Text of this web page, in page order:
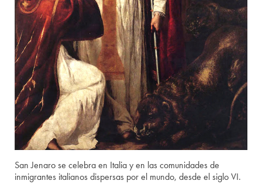
San Jenaro se celebra en Italia y en las comunidades de
inmigrantes italianos dispersas por el mundo, desde el siglo VI.